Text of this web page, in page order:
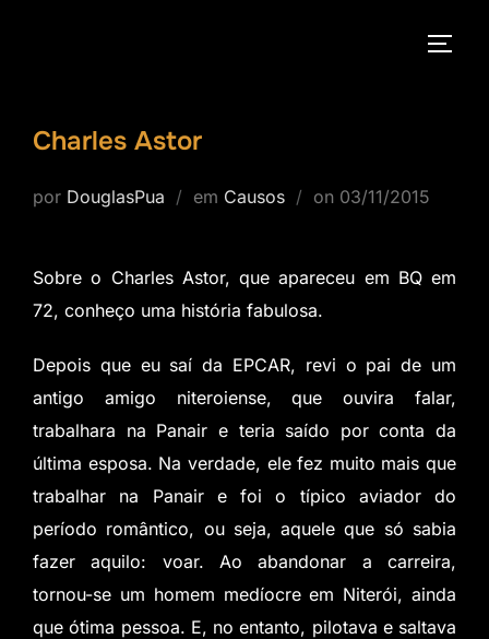
Charles Astor
por DouglasPua em Causos on Postado
03/11/2015
Sobre o Charles Astor, que apareceu em BQ em
72, conheço uma história fabulosa.
Depois que eu saí da EPCAR, revi o pai de um
antigo amigo niteroiense, que ouvira falar,
trabalhara na Panair e teria saído por conta da
última esposa. Na verdade, ele fez muito mais que
trabalhar na Panair e foi o típico aviador do
período romântico, ou seja, aquele que só sabia
fazer aquilo: voar. Ao abandonar a carreira,
tornou-se um homem medíocre em Niterói, ainda
que ótima pessoa. E, no entanto, pilotava e saltava